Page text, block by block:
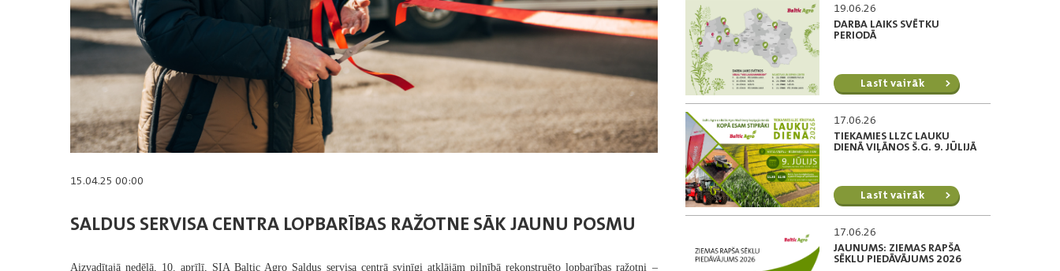
15.04.25 00:00
SALDUS SERVISA CENTRA LOPBARĪBAS RAŽOTNE SĀK JAUNU POSMU
Aizvadītajā nedēļā, 10. aprīlī, SIABaltic Agro Saldus servisa centrā svinīgi atklājām pilnībā rekonstruēto lopbarības ražotni –
19.06.26
DARBA LAIKS SVĒTKU
PERIODĀ
Lasīt vairāk
17.06.26
TIEKAMIES LLZC LAUKU
DIENĀ VIĻĀNOS Š.G. 9. JŪLIJĀ
Lasīt vairāk
17.06.26
JAUNUMS: ZIEMAS RAPŠA
SĒKLU PIEDĀVĀJUMS 2026